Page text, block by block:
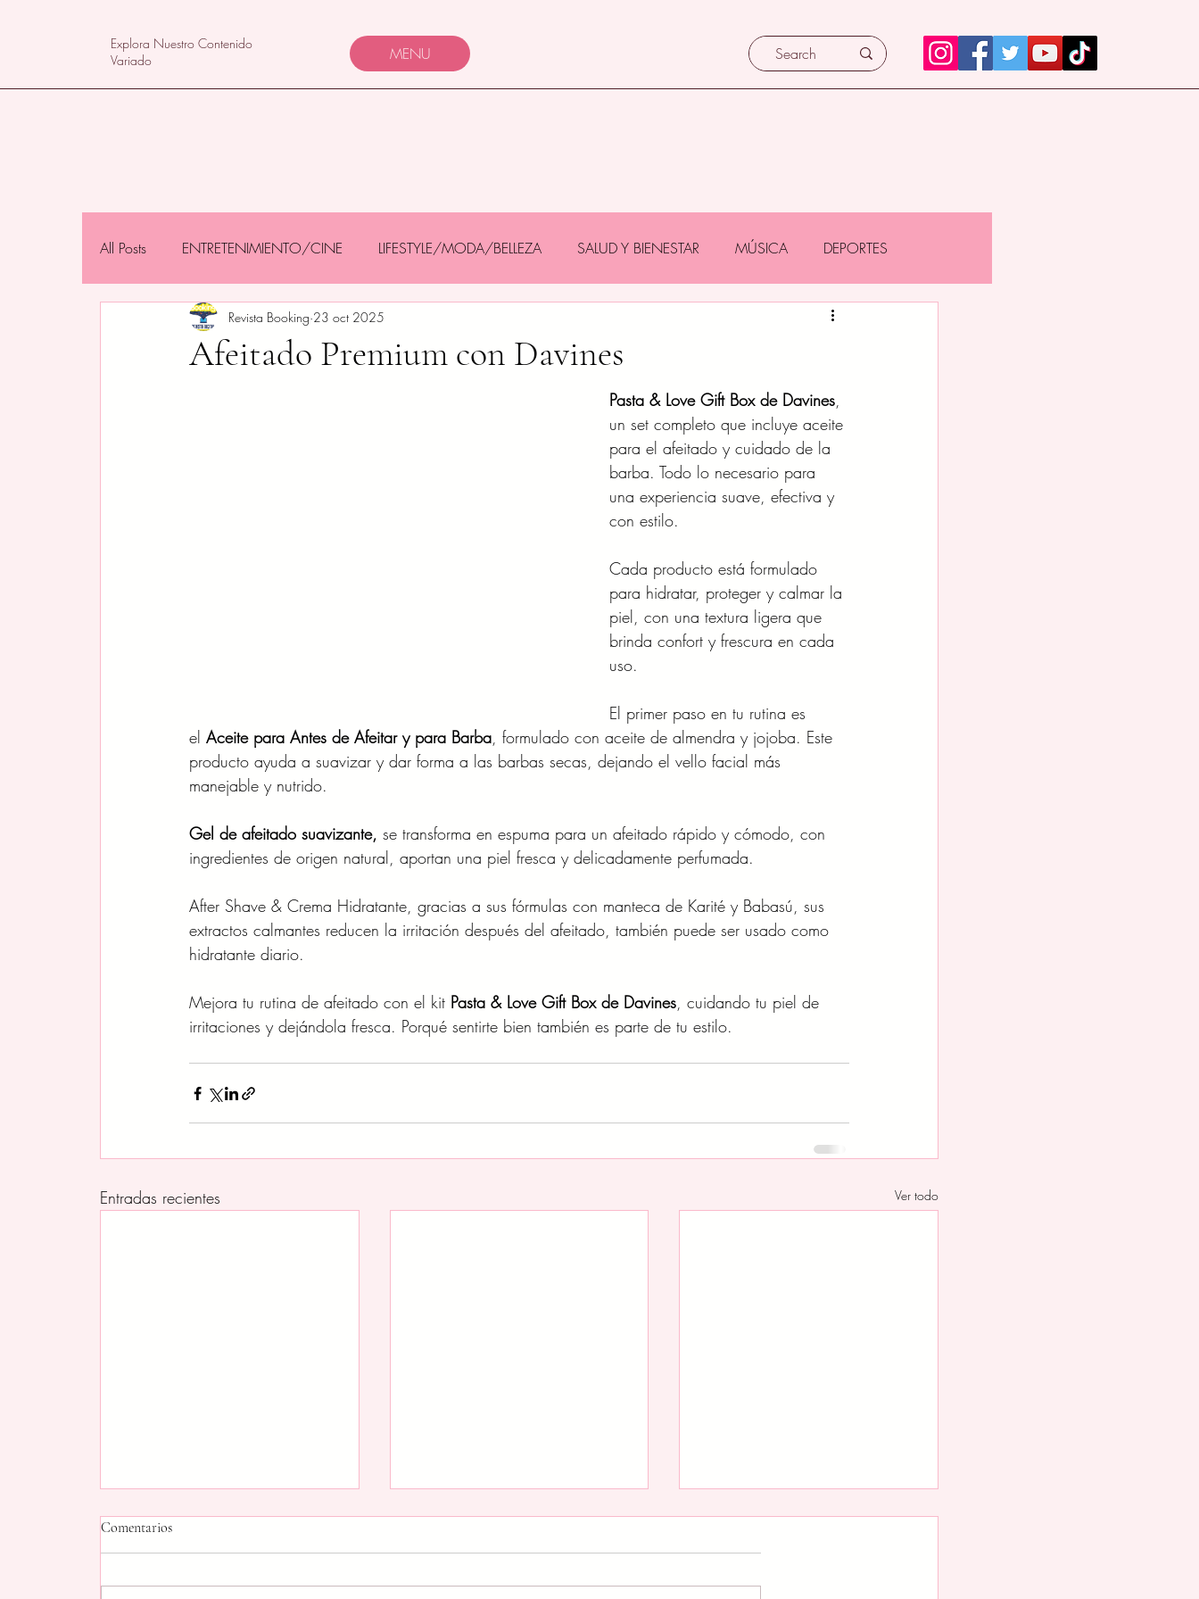
Explora Nuestro Contenido
Variado
MENU
All Posts ENTRETENIMIENTO/CINE LIFESTYLE/MODA/BELLEZA SALUD Y BIENESTAR MÚSICA DEPORTES
NEGOCIOS/TECNOLOGÍA MAMÁS Y BEBÉS
Afeitado Premium con Davines
Revista Booking 23 oct 2025
Pasta & Love Gift Box de Davines,
un set completo que incluye aceite
para el afeitado y cuidado de la
barba. Todo lo necesario para
una experiencia suave, efectiva y
con estilo.
Cada producto está formulado
para hidratar, proteger y calmar la
piel, con una textura ligera que
brinda confort y frescura en cada
uso.
El primer paso en tu rutina es
el Aceite para Antes de Afeitar y para Barba, formulado con aceite de almendra y jojoba. Este
producto ayuda a suavizar y dar forma a las barbas secas, dejando el vello facial más
manejable y nutrido.
Gel de afeitado suavizante, se transforma en espuma para un afeitado rápido y cómodo, con
ingredientes de origen natural, aportan una piel fresca y delicadamente perfumada.
After Shave & Crema Hidratante, gracias a sus fórmulas con manteca de Karité y Babasú, sus
extractos calmantes reducen la irritación después del afeitado, también puede ser usado como
hidratante diario.
Mejora tu rutina de afeitado con el kit Pasta & Love Gift Box de Davines, cuidando tu piel de
irritaciones y dejándola fresca. Porqué sentirte bien también es parte de tu estilo.
Entradas recientes Ver todo
Comentarios